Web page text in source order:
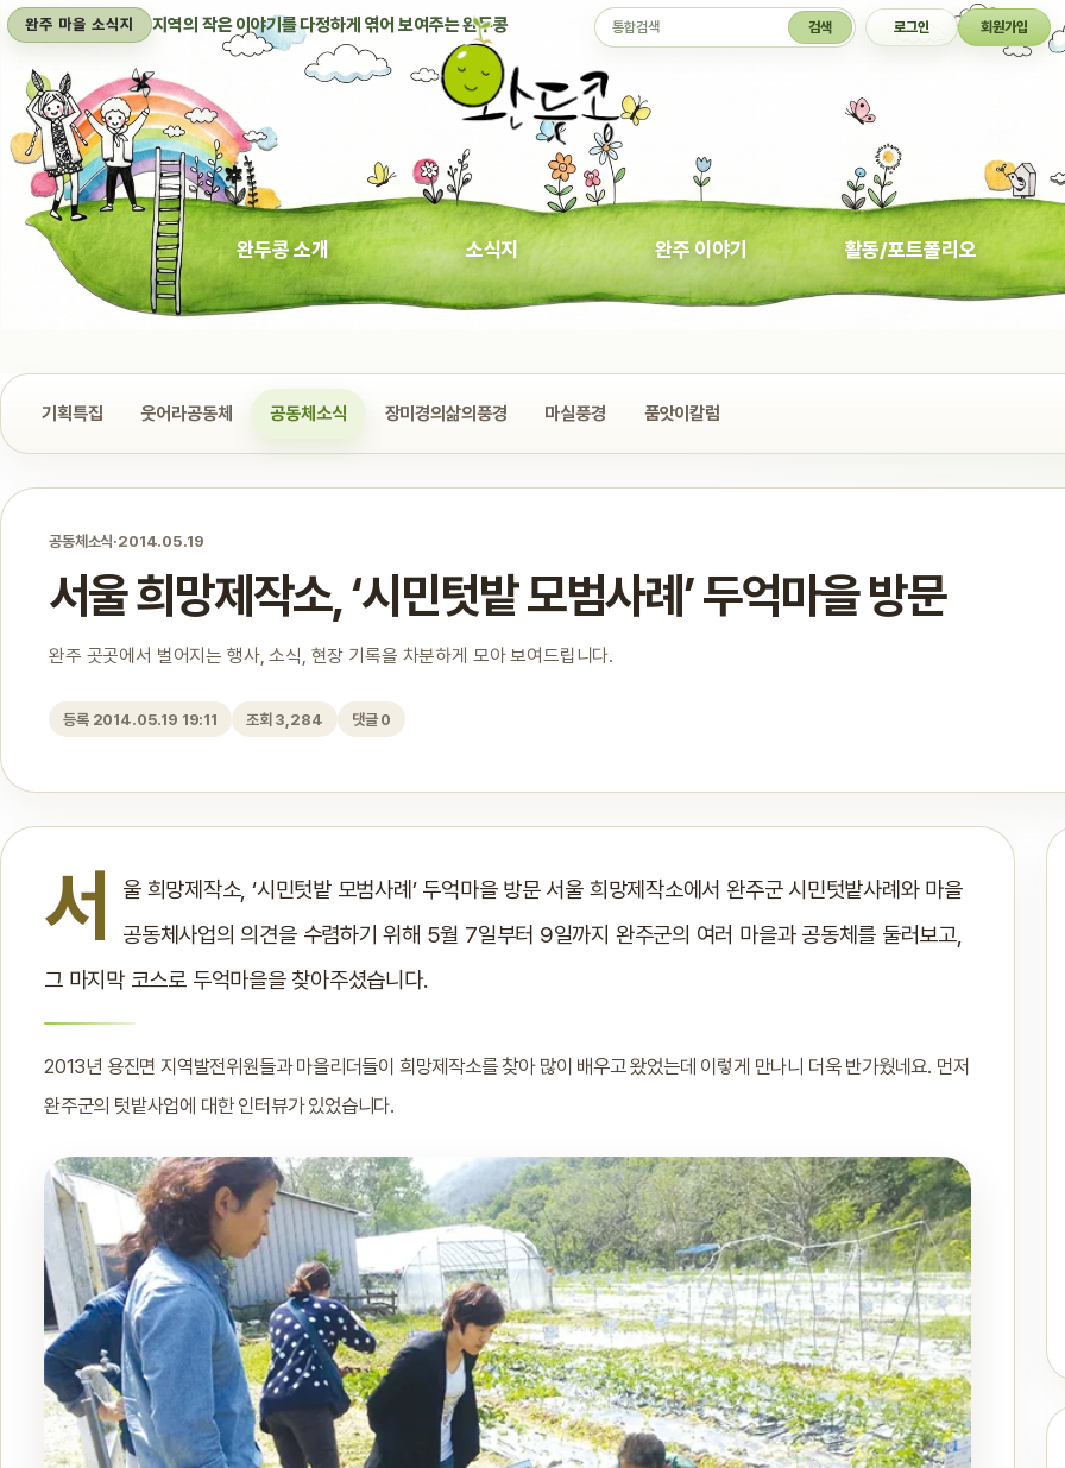
완주 마을 소식지 지역의 작은 이야기를 다정하게 엮어 보여주는 완두콩 통합검색 검색 로그인 회원가입
완두콩 소개 소식지 완주 이야기 활동/포트폴리오
기획특집 웃어라공동체 공동체소식 장미경의삶의풍경 마실풍경 품앗이칼럼
공동체소식·2014.05.19
서울 희망제작소, ‘시민텃밭 모범사례’ 두억마을 방문
완주 곳곳에서 벌어지는 행사, 소식, 현장 기록을 차분하게 모아 보여드립니다.
등록 2014.05.19 19:11 조회 3,284 댓글 0
서
울 희망제작소, ‘시민텃밭 모범사례’ 두억마을 방문 서울 희망제작소에서 완주군 시민텃밭사례와 마을
공동체사업의 의견을 수렴하기 위해 5월 7일부터 9일까지 완주군의 여러 마을과 공동체를 둘러보고,
그 마지막 코스로 두억마을을 찾아주셨습니다.
2013년 용진면 지역발전위원들과 마을리더들이 희망제작소를 찾아 많이 배우고 왔었는데 이렇게 만나니 더욱 반가웠네요. 먼저
완주군의 텃밭사업에 대한 인터뷰가 있었습니다.